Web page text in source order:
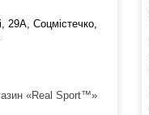
29А, Соцмістечко,
«Real Sport™»